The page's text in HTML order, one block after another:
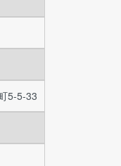
5-5-33